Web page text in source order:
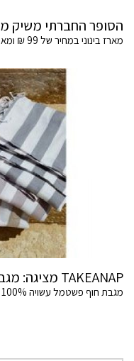
הסופר החברתי משיק
מארז בינוני במחיר של 99 ₪ ומארז גדול ב-149 ₪.
TAKEANAP מציגה: מגבת החוף שלא סוחבת חול
מגבת חוף פשטמל עשויה 100% כותנה, באריגה דקה, רכה ואוורירית.